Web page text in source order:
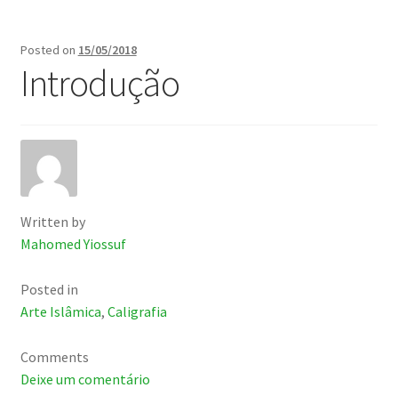
Posted on 15/05/2018
Introdução
Written by
Mahomed Yiossuf
Posted in
Arte Islâmica, Caligrafia
Comments
Deixe um comentário